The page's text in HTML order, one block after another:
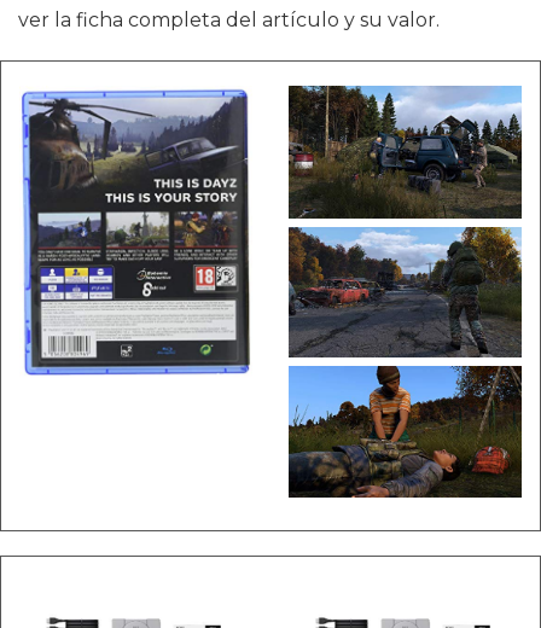
ver la ficha completa del artículo y su valor.